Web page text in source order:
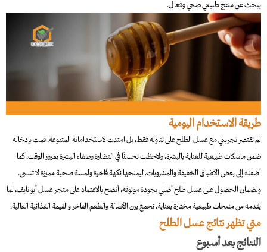
يبحث عن منتج طبيعي صحي وفعال.
طريقة الاستخدام اليومية
لم تقتصر تجربتي مع عسل الطلح على تناوله فقط، بل امتدت لاستخداماته المتنوعة. قمت بإدخاله
ضمن ماسكات طبيعية للعناية بالبشرة، ولاحظت تحسنًا في النضارة وصفاء البشرة بمرور الوقت. كما
أضفته إلى بعض الأطباق الخفيفة والمشروبات، ليمنحها نكهة فاخرة ولمسة صحية مميزة لا تنسى.
ولضمان الحصول على عسل طلح أصلي بجودة موثوقة، أنصح بالاعتماد على متجر عسل أبو نايف، لما
يقدمه من منتجات طبيعية مختارة بعناية، تجمع بين الأصالة والطعم الفاخر والقيمة الغذائية العالية.
متي تظهر نتائج عسل الطلح
النتائج بعد أسبوع